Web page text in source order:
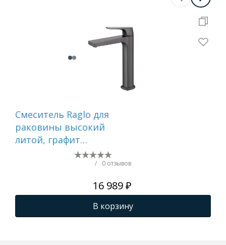
Смеситель Raglo для
раковины высокий
литой, графит
/ 0 отзывов
16 989 ₽
В корзину